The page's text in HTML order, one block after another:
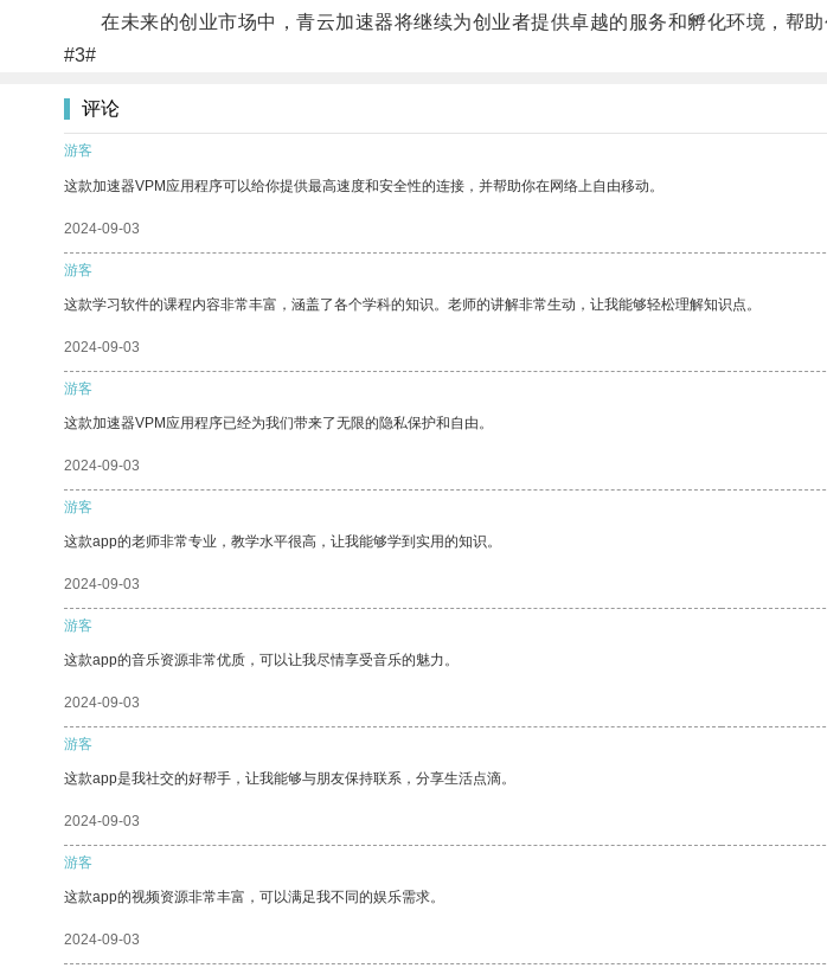
在未来的创业市场中，青云加速器将继续为创业者提供卓越的服务和孵化环境，帮助
#3#
评论
游客
这款加速器VPM应用程序可以给你提供最高速度和安全性的连接，并帮助你在网络上自由移动。
2024-09-03
游客
这款学习软件的课程内容非常丰富，涵盖了各个学科的知识。老师的讲解非常生动，让我能够轻松理解知识点。
2024-09-03
游客
这款加速器VPM应用程序已经为我们带来了无限的隐私保护和自由。
2024-09-03
游客
这款app的老师非常专业，教学水平很高，让我能够学到实用的知识。
2024-09-03
游客
这款app的音乐资源非常优质，可以让我尽情享受音乐的魅力。
2024-09-03
游客
这款app是我社交的好帮手，让我能够与朋友保持联系，分享生活点滴。
2024-09-03
游客
这款app的视频资源非常丰富，可以满足我不同的娱乐需求。
2024-09-03